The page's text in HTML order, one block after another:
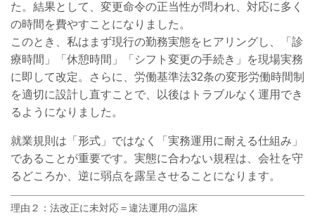
た。結果として、変更命令の正当性が問われ、対応に多く
の時間を費やすことになりました。
このとき、私はまず現行の勤務実態をヒアリングし、「診
療時間」「休憩時間」「シフト変更の手続き」を現場実務
に即して改定。さらに、労働基準法32条の変形労働時間制
を適切に設計し直すことで、以後はトラブルなく運用でき
るようになりました。
就業規則は「形式」ではなく「実務運用に耐える仕組み」
であることが重要です。実態に合わない規程は、会社を守
るどころか、逆に弱点を露呈させることになります。
理由２：法改正に未対応＝違法運用の温床